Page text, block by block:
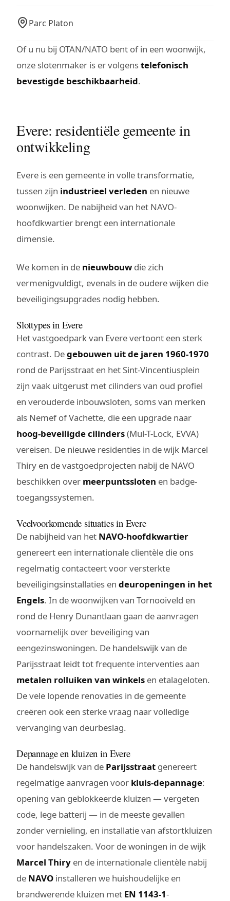
Parc Platon
Of u nu bij OTAN/NATO bent of in een woonwijk,
onze slotenmaker is er volgenstelefonisch
bevestigde beschikbaarheid.
Evere: residentiële gemeente in
ontwikkeling
Evere is een gemeente in volle transformatie,
tussen zijn industrieel verleden en nieuwe
woonwijken. De nabijheid van het NAVO-
hoofdkwartier brengt een internationale
dimensie.
We komen in de nieuwbouw die zich
vermenigvuldigt, evenals in de oudere wijken die
beveiligingsupgrades nodig hebben.
Slottypes in Evere
Het vastgoedpark van Evere vertoont een sterk
contrast. Degebouwen uit de jaren 1960-1970
rond de Parijsstraat en het Sint-Vincentiusplein
zijn vaak uitgerust met cilinders van oud profiel
en verouderde inbouwsloten, soms van merken
als Nemef of Vachette, die een upgrade naar
hoog-beveiligde cilinders(Mul-T-Lock, EVVA)
vereisen. De nieuwe residenties in de wijk Marcel
Thiry en de vastgoedprojecten nabij de NAVO
beschikken over meerpuntssloten en badge-
toegangssystemen.
Veelvoorkomende situaties in Evere
De nabijheid van het NAVO-hoofdkwartier
genereert een internationale clientèle die ons
regelmatig contacteert voor versterkte
beveiligingsinstallaties en deuropeningen in het
Engels. In de woonwijken van Tornooiveld en
rond de Henry Dunantlaan gaan de aanvragen
voornamelijk over beveiliging van
eengezinswoningen. De handelswijk van de
Parijsstraat leidt tot frequente interventies aan
metalen rolluiken van winkels en etalageloten.
De vele lopende renovaties in de gemeente
creëren ook een sterke vraag naar volledige
vervanging van deurbeslag.
Depannage en kluizen in Evere
De handelswijk van de Parijsstraat genereert
regelmatige aanvragen voor kluis-depannage:
opening van geblokkeerde kluizen — vergeten
code, lege batterij — in de meeste gevallen
zonder vernieling, en installatie van afstortkluizen
voor handelszaken. Voor de woningen in de wijk
Marcel Thiry en de internationale clientèle nabij
de NAVO installeren we huishoudelijke en
brandwerende kluizen met EN 1143-1-